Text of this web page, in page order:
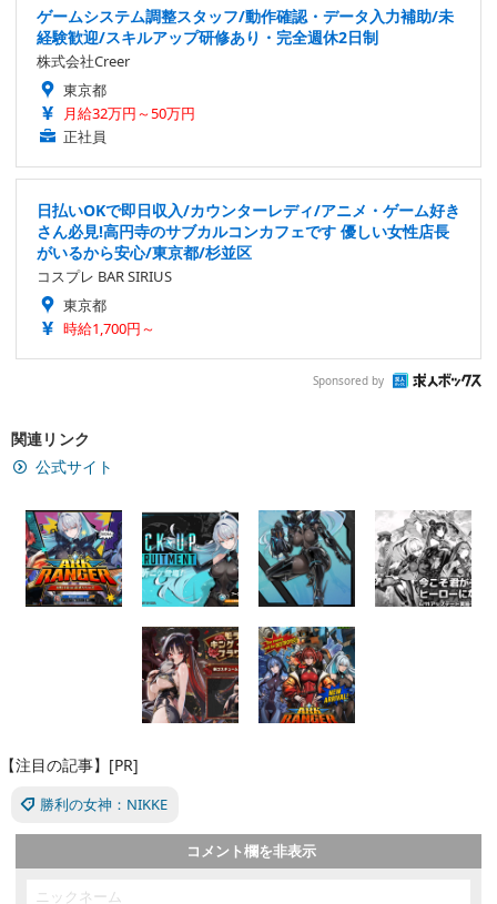
ゲームシステム調整スタッフ/動作確認・データ入力補助/未
経験歓迎/スキルアップ研修あり・完全週休2日制
株式会社Creer
東京都
月給32万円～50万円
正社員
日払いOKで即日収入/カウンターレディ/アニメ・ゲーム好き
さん必見!高円寺のサブカルコンカフェです 優しい女性店長
がいるから安心/東京都/杉並区
コスプレ BAR SIRIUS
東京都
時給1,700円～
Sponsored by
関連リンク
公式サイト
【注目の記事】[PR]
勝利の女神：NIKKE
コメント欄を非表示